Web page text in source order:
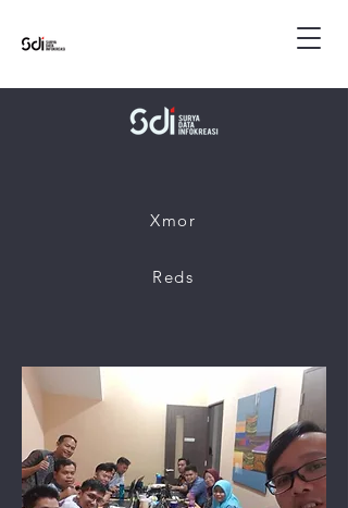
Xmor
Reds